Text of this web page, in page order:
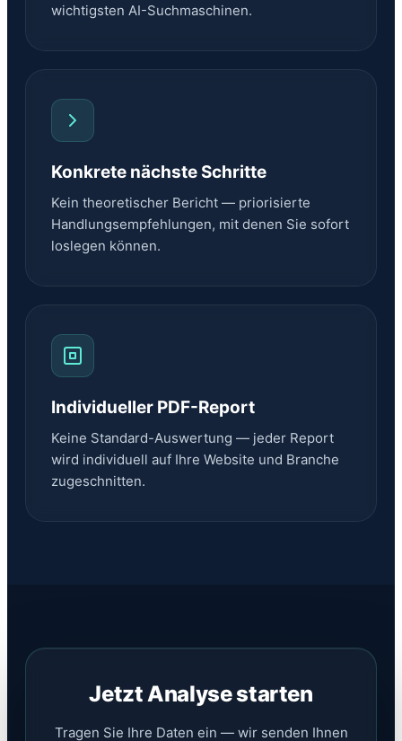
wichtigsten AI-Suchmaschinen.
Konkrete nächste Schritte
Kein theoretischer Bericht — priorisierte
Handlungsempfehlungen, mit denen Sie sofort
loslegen können.
Individueller PDF-Report
Keine Standard-Auswertung — jeder Report
wird individuell auf Ihre Website und Branche
zugeschnitten.
Jetzt Analyse starten
Tragen Sie Ihre Daten ein — wir senden Ihnen